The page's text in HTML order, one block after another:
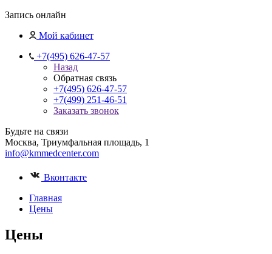
Запись онлайн
Мой кабинет
+7(495) 626-47-57
Назад
Обратная связь
+7(495) 626-47-57
+7(499) 251-46-51
Заказать звонок
Будьте на связи
Москва, Триумфальная площадь, 1
info@kmmedcenter.com
Вконтакте
Главная
Цены
Цены